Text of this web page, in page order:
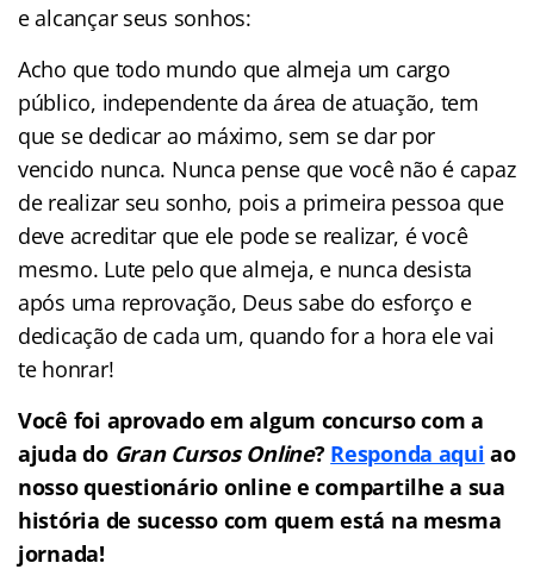
e alcançar seus sonhos:
Acho que todo mundo que almeja um cargo
público, independente da área de atuação, tem
que se dedicar ao máximo, sem se dar por
vencido nunca. Nunca pense que você não é capaz
de realizar seu sonho, pois a primeira pessoa que
deve acreditar que ele pode se realizar, é você
mesmo. Lute pelo que almeja, e nunca desista
após uma reprovação, Deus sabe do esforço e
dedicação de cada um, quando for a hora ele vai
te honrar!
Você foi aprovado em algum concurso com a
ajuda do Gran Cursos Online? Responda aqui ao
nosso questionário online e compartilhe a sua
história de sucesso com quem está na mesma
jornada!